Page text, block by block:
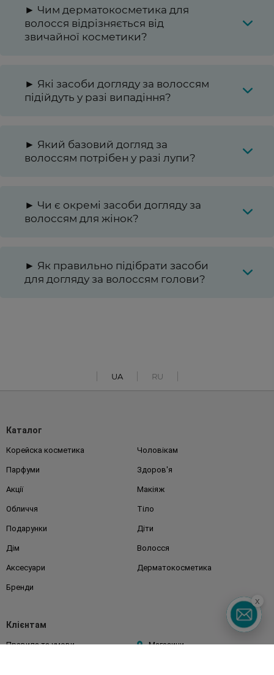
► Чим дерматокосметика для
волосся відрізняється від
звичайної косметики?
► Які засоби догляду за волоссям
підійдуть у разі випадіння?
► Який базовий догляд за
волоссям потрібен у разі лупи?
► Чи є окремі засоби догляду за
волоссям для жінок?
► Як правильно підібрати засоби
для догляду за волоссям голови?
UA RU
Каталог
Корейска косметика Чоловікам
Парфуми Здоров'я
Акції Макіяж
Обличчя Тіло
Подарунки Діти
Дім Волосся
Аксесуари Дерматокосметика
Бренди
Клієнтам
Правила та умови Магазини
x